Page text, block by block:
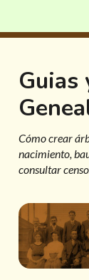
Guias
Cómo crear
nacimiento,
consultar